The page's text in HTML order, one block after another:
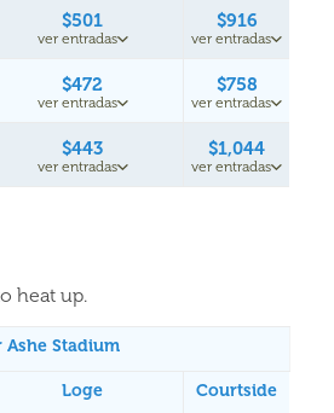
$501
ver entradas
$916
ver entradas
$472
ver entradas
$758
ver entradas
$443
ver entradas
$1,044
ver entradas
heat up.
Ashe Stadium
Loge Courtside